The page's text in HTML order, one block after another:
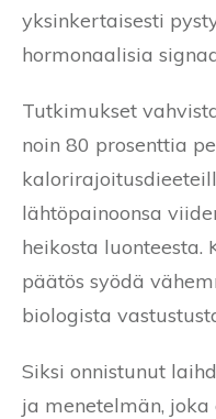
yksinkertaisesti
hormonaalisia
Tutkimukset
noin 80 prosenttia
lähtöpainoonsa
heikosta luonteesta.
päätös syödä
biologista
Siksi onnistunut
ja menetelmän,